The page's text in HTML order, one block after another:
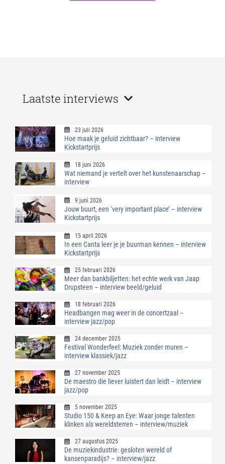
Laatste interviews
23 juli 2026
Hoe maak je geluid zichtbaar? – interview
Kickstartprijs
18 juni 2026
Wat niemand je vertelt over het kunstenaarschap –
interview
9 juni 2026
Jouw buurt, een ‘very important place’ – interview
Kickstartprijs
15 april 2026
In een Canta leer je je buurman kennen – interview
Kickstartprijs
25 februari 2026
Meer dan bankbiljetten: het echte werk van Jaap
Drupsteen – interview beeld/geluid
18 februari 2026
Headbangen mag weer in de concertzaal –
interview jazz/pop
24 december 2025
Festival Wonderfeel: Muziek zonder muren –
interview klassiek/jazz
27 november 2025
De maestro die liever luistert dan leidt – interview
jazz/pop
5 november 2025
Studio 150 & Keep an Eye: Waar jonge talenten
klinken als wereldsterren – interview/muziek
27 augustus 2025
De muziekindustrie: gesloten wereld of
kansenparadijs? – interview/jazz